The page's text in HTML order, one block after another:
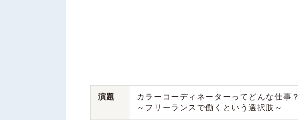
演題
カラーコーディネーターってどんな仕事？
～フリーランスで働くという選択肢～